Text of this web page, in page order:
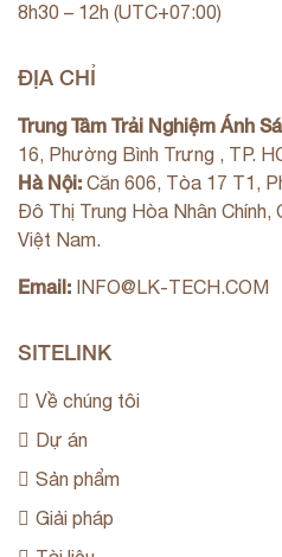
8h30 – 12h (UTC+07:00)
ĐỊA CHỈ
Trung Tâm Trải Nghiệm Ánh
16, Phường Bình Trưng , TP.
Hà Nội: Căn 606, Tòa 17 T1,
Đô Thị Trung Hòa Nhân Chính,
Việt Nam.
Email: INFO@LK-TECH.COM
SITELINK
Về chúng tôi
Dự án
Sản phẩm
Giải pháp